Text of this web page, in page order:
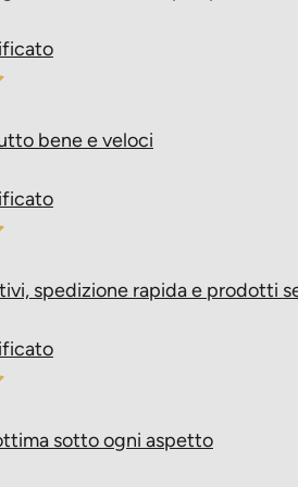
20%, materie grasse 10%, fibre 3%, ceneri
Alimentari/kg (nutrimenti, vitamine,
20 mg, acido pantotenico18 mg, cloruro
iodato) 2,70 mg, selenio (selenito di sodio)
bene e veloci
spedizione rapida e prodotti
sotto ogni aspetto